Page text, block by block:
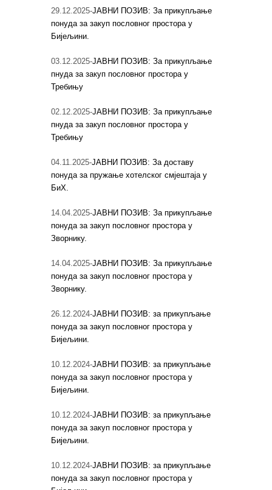
29.12.2025-ЈАВНИ ПОЗИВ: За прикупљање
понуда за закуп пословног простора у
Бијељини.
03.12.2025-ЈАВНИ ПОЗИВ: За прикупљање
пнуда за закуп пословног простора у
Требињу
02.12.2025-ЈАВНИ ПОЗИВ: За прикупљање
пнуда за закуп пословног простора у
Требињу
04.11.2025-ЈАВНИ ПОЗИВ: За доставу
понуда за пружање хотелског смјештаја у
БиХ.
14.04.2025-ЈАВНИ ПОЗИВ: За прикупљање
понуда за закуп пословног простора у
Зворнику.
14.04.2025-ЈАВНИ ПОЗИВ: За прикупљање
понуда за закуп пословног простора у
Зворнику.
26.12.2024-ЈАВНИ ПОЗИВ: за прикупљање
понуда за закуп пословног простора у
Бијељини.
10.12.2024-ЈАВНИ ПОЗИВ: за прикупљање
понуда за закуп пословног простора у
Бијељини.
10.12.2024-ЈАВНИ ПОЗИВ: за прикупљање
понуда за закуп пословног простора у
Бијељини.
10.12.2024-ЈАВНИ ПОЗИВ: за прикупљање
понуда за закуп пословног простора у